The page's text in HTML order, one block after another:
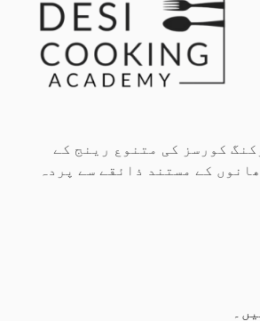
کورسز کی متنوع رینج کے
کے مستند ذائقے سے پردہ